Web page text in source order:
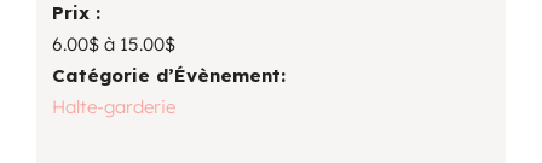
Prix :
6.00$ à 15.00$
Catégorie d’Évènement:
Halte-garderie